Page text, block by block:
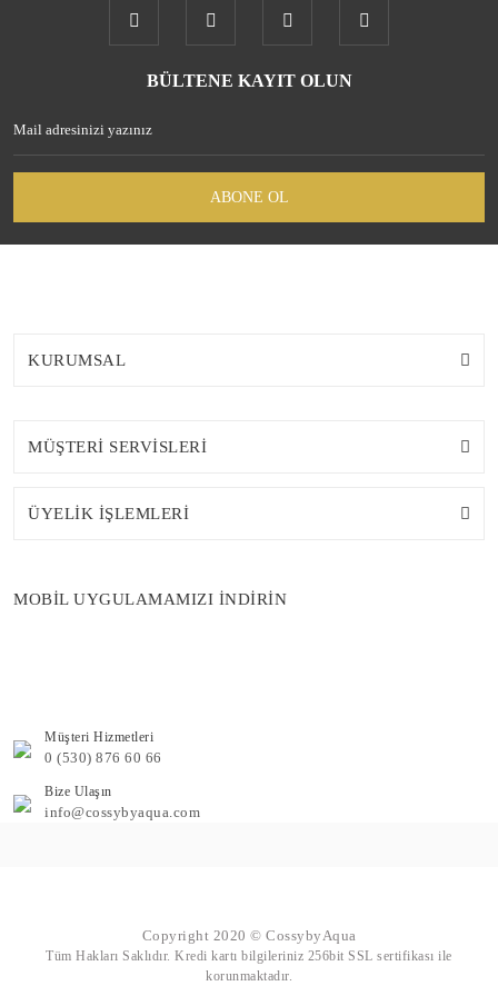
BÜLTENE KAYIT OLUN
ABONE OL
KURUMSAL
MÜŞTERİ SERVİSLERİ
ÜYELİK İŞLEMLERİ
MOBİL UYGULAMAMIZI İNDİRİN
Müşteri Hizmetleri
0 (530) 876 60 66
Bize Ulaşın
info@cossybyaqua.com
Copyright 2020 © CossybyAqua
Tüm Hakları Saklıdır. Kredi kartı bilgileriniz 256bit SSL sertifikası ile
korunmaktadır.